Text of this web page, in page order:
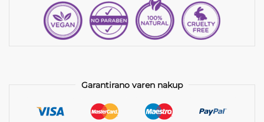
Garantirano varen nakup